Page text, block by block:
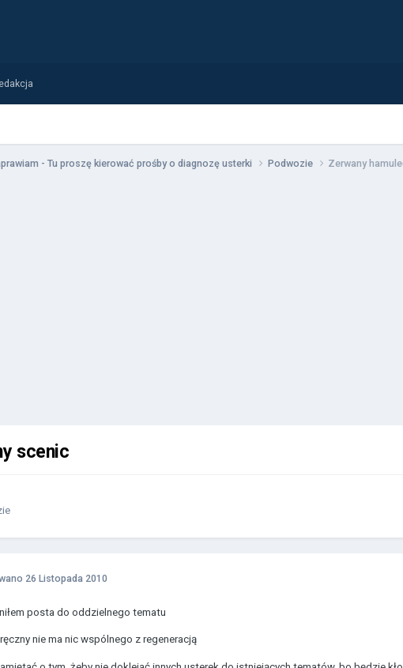
- Tu proszę kierować prośby o diagnozę usterki Podwozie Zerwany
scenic
26 Listopada 2010
posta do oddzielnego tematu
nie ma nic wspólnego z regeneracją